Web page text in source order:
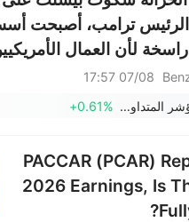
ترامب، أصبحت أسس
لأن العمال
ويُقلل تقرير الوظائف
الكامنة في..."
07/08 17:57
صندوق المؤشر المتداول إس آند بي 500 SPDR +0.61%
PACCAR (PCAR)
2026 Earnings, Is